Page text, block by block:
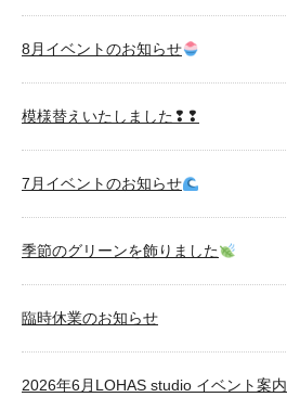
8月イベントのお知らせ
模様替えいたしました❢❢
7月イベントのお知らせ
季節のグリーンを飾りました
臨時休業のお知らせ
2026年6月LOHAS studio イベント案内